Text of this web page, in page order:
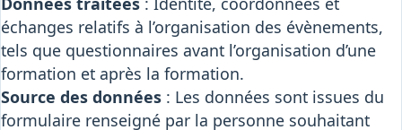
échanges relatifs à l’organisation des évènements,
tels que questionnaires avant l’organisation d’une
formation et après la formation.
Source des données : Les données sont issues du
formulaire renseigné par la personne souhaitant